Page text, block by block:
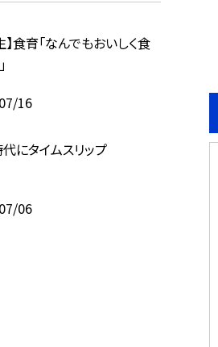
】食育「なんでもおいしく食
16
にタイムスリップ
06